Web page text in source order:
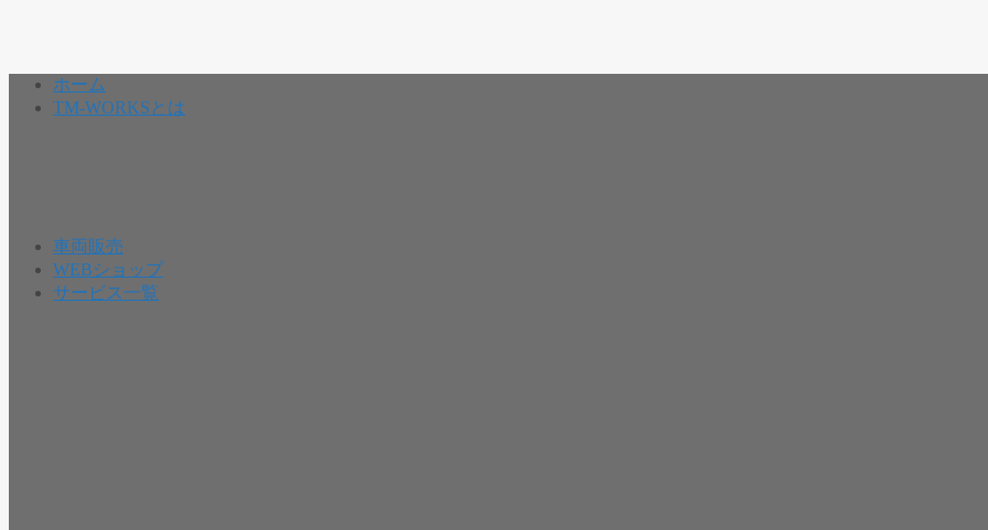
ホーム
TM-WORKSとは
車両販売
WEBショップ
サービス一覧